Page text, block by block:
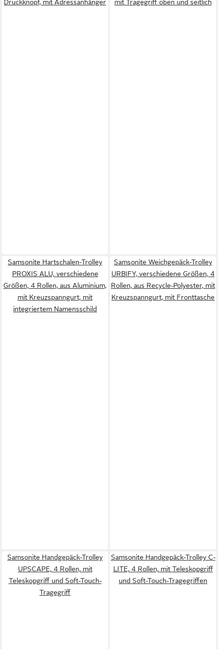
Druckknopf, mit Adressanhänger
mit Tragegriff oben und seitlich
Samsonite Hartschalen-Trolley
PROXIS ALU, verschiedene
Größen, 4 Rollen, aus Aluminium,
mit Kreuzspanngurt, mit
integriertem Namensschild
Samsonite Weichgepäck-Trolley
URBIFY, verschiedene Größen, 4
Rollen, aus Recycle-Polyester, mit
Kreuzspanngurt, mit Fronttasche
Samsonite Handgepäck-Trolley
UPSCAPE, 4 Rollen, mit
Teleskopgriff und Soft-Touch-
Tragegriff
Samsonite Handgepäck-Trolley C-
LITE, 4 Rollen, mit Teleskopgriff
und Soft-Touch-Tragegriffen